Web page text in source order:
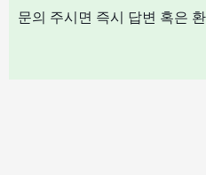
문의 주시면 즉시 답변 혹은